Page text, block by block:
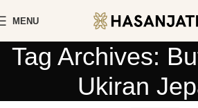
MENU
Tag Archives:
Ukiran